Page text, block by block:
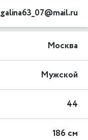
galina63_07@mail.ru
Москва
Мужской
44
186 см